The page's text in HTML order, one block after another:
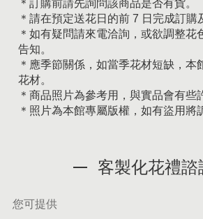
＊訂購前請先詢問該商品是否有貨。
＊請在預定送花日的前 7 日完成訂購
＊如有疑問請來電洽詢，或欲調整花
告知。
＊應季節關係，如當季花材短缺，本
花材。
＊商品照片為參考用，與實品會有些
＊照片為本館專屬版權，如有盜用將
客製化花禮諮
您可提供